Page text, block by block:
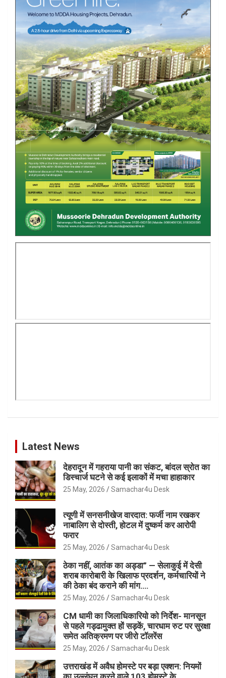
Latest News
देहरादून में गहराया पानी का संकट, बांदल स्रोत का
डिस्चार्ज घटने से कई इलाकों में मचा हाहाकार
25 May, 2026 Samachar4u Desk
त्यूणी में सनसनीखेज वारदात: फर्जी नाम रखकर
नाबालिग से दोस्ती, होटल में दुष्कर्म कर आरोपी
फरार
25 May, 2026 Samachar4u Desk
ठेका नहीं, आतंक का अड्डा” — सेलाकुई में देसी
शराब कारोबारी के खिलाफ प्रदर्शन, कर्मचारियों ने
की ठेका बंद कराने की मांग….
25 May, 2026 Samachar4u Desk
CM धामी का जिलाधिकारियो को निर्देश- मानसून
से पहले गड्ढामुक्त हों सड़कें, चारधाम रुट पर सुरक्षा
समेत अतिक्रमण पर जीरो टॉलरेंस
25 May, 2026 Samachar4u Desk
उत्तराखंड में अवैध होमस्टे पर बड़ा एक्शन: नियमों